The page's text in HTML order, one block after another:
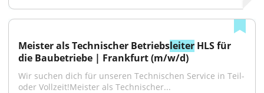
Meister als Technischer Betriebsleiter HLS für
die Baubetriebe | Frankfurt (m/w/d)
Wir suchen dich für unseren Technischen Service in Teil-
oder Vollzeit!Meister als Technischer...